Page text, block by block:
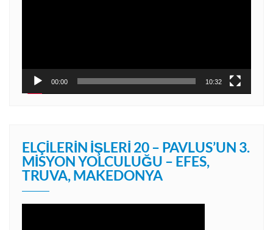
00:00 10:32
ELÇILERIN İŞLERI 20 – PAVLUS’UN 3.
MISYON YOLCULUĞU – EFES,
TRUVA, MAKEDONYA